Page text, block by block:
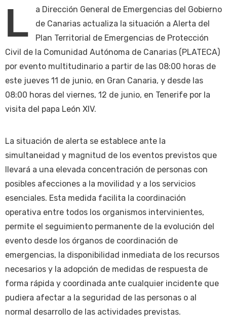
L
a Dirección General de Emergencias del Gobierno
de Canarias actualiza la situación a Alerta del
Plan Territorial de Emergencias de Protección
Civil de la Comunidad Autónoma de Canarias (PLATECA)
por evento multitudinario a partir de las 08:00 horas de
este jueves 11 de junio, en Gran Canaria, y desde las
08:00 horas del viernes, 12 de junio, en Tenerife por la
visita del papa León XIV.
La situación de alerta se establece ante la
simultaneidad y magnitud de los eventos previstos que
llevará a una elevada concentración de personas con
posibles afecciones a la movilidad y a los servicios
esenciales. Esta medida facilita la coordinación
operativa entre todos los organismos intervinientes,
permite el seguimiento permanente de la evolución del
evento desde los órganos de coordinación de
emergencias, la disponibilidad inmediata de los recursos
necesarios y la adopción de medidas de respuesta de
forma rápida y coordinada ante cualquier incidente que
pudiera afectar a la seguridad de las personas o al
normal desarrollo de las actividades previstas.